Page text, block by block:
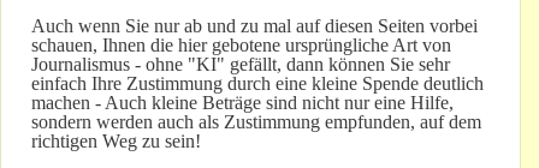
Auch wenn Sie nur ab und zu mal auf diesen Seiten vorbei
schauen, Ihnen die hier gebotene ursprüngliche Art von
Journalismus - ohne "KI" gefällt, dann können Sie sehr
einfach Ihre Zustimmung durch eine kleine Spende deutlich
machen - Auch kleine Beträge sind nicht nur eine Hilfe,
sondern werden auch als Zustimmung empfunden, auf dem
richtigen Weg zu sein!